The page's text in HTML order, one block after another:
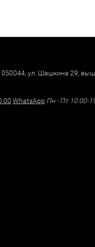
050044, ул. Шашкина 29,
00 WhatsApp Пн - Пт 10:00-